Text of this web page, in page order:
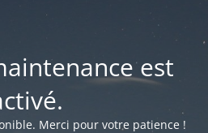
est
Merci pour votre patience !